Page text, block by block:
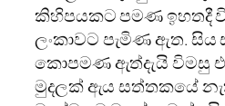
කිහිපයකට පමණ ඉහතදී
ලංකාවට පැමිණ ඇත. සිය
කොපමණ ඇත්දැයි විමසු
මුදලක් ඇය සත්තකයේ